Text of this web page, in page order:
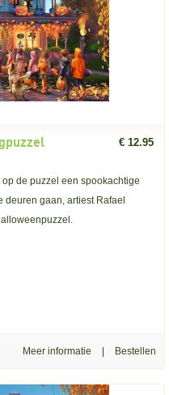
€ 12.95
de puzzel een spookachtige
gaan, artiest Rafael
Meer informatie